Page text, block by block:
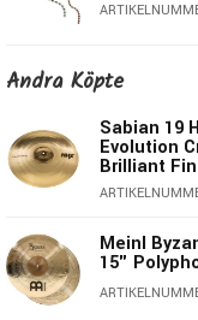
Meinl HBAC
Cymbal
Meinl
Meinl
Cymbals
Andra Köpte
Sabian 19
Evolution
Brilliant
Meinl
15"